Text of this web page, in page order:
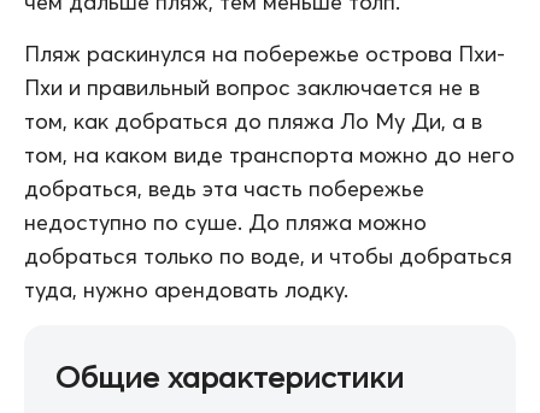
Пляж раскинулся на побережье острова Пхи-
Пхи и правильный вопрос заключается не в
том, как добраться до пляжа Ло Му Ди, а в
том, на каком виде транспорта можно до него
добраться, ведь эта часть побережье
недоступно по суше. До пляжа можно
добраться только по воде, и чтобы добраться
туда, нужно арендовать лодку.
Общие характеристики